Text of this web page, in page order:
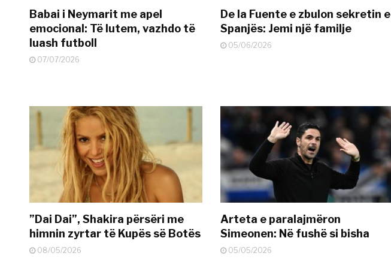
Babai i Neymarit me apel
emocional: Të lutem, vazhdo të
luash futboll
07/07/2026
De la Fuente e zbulon sekretin e
Spanjës: Jemi një familje
05/06/2026
”Dai Dai”, Shakira përsëri me
himnin zyrtar të Kupës së Botës
08/05/2026
Arteta e paralajmëron
Simeonen: Në fushë si bisha
05/05/2026